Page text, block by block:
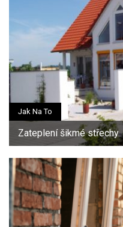
Jak Na To
Zateplení šikmé